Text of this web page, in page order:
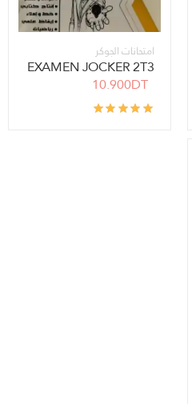
امتحانات الجوكر
EXAMEN JOCKER 2T3
10.900DT